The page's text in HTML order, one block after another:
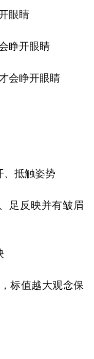
眼睛
睁开眼睛
会睁开眼睛
、抵触姿势
足反映并有皱眉
标值越大观念保